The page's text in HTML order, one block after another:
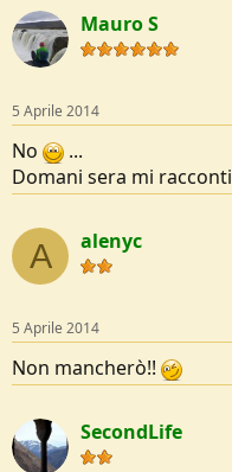
o
n
e
Mauro S
5 Aprile 2014
No
...
Domani sera mi racconti
A alenyc
5 Aprile 2014
Non mancherò!!
SecondLife